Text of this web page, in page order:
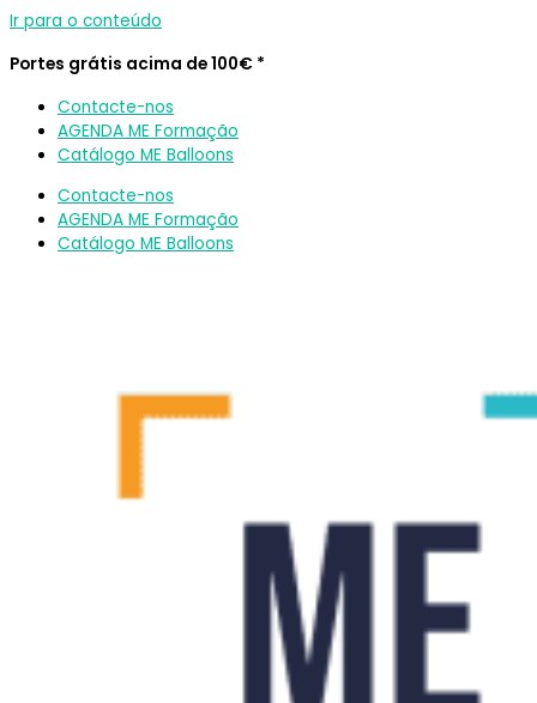
Ir para o conteúdo
Portes grátis acima de 100€ *
Contacte-nos
AGENDA ME Formação
Catálogo ME Balloons
Contacte-nos
AGENDA ME Formação
Catálogo ME Balloons